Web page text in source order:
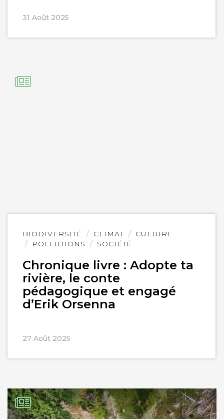
31 Août 2025
BIODIVERSITÉ CLIMAT
CULTURE
POLLUTIONS
SOCIÉTÉ
Chronique livre : Adopte ta
rivière, le conte
pédagogique et engagé
d’Erik Orsenna
27 Août 2025
Lire
l'article